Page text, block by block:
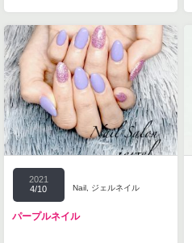
2021
4/10
Nail ジェルネイル
パープルネイル